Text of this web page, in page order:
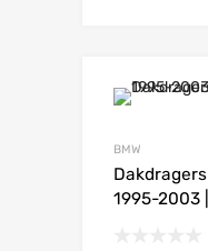
BMW
1995-2003